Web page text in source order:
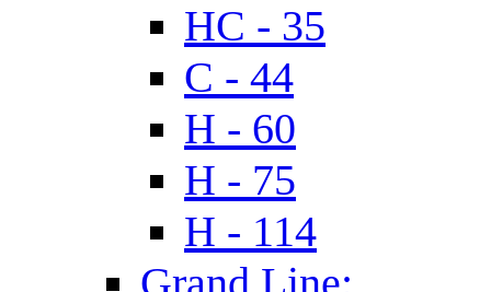
HC - 35
C - 44
H - 60
H - 75
H - 114